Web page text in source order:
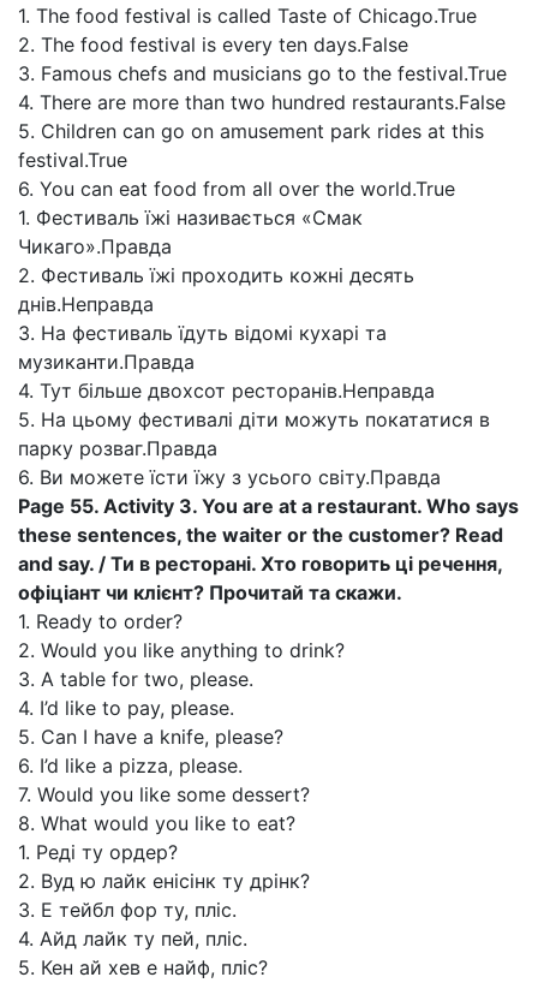
1. The food festival is called Taste of Chicago.True
2. The food festival is every ten days.False
3. Famous chefs and musicians go to the festival.True
4. There are more than two hundred restaurants.False
5. Children can go on amusement park rides at this
festival.True
6. You can eat food from all over the world.True
1. Фестиваль їжі називається «Смак
Чикаго».Правда
2. Фестиваль їжі проходить кожні десять
днів.Неправда
3. Ha фестиваль їдуть відомі кухарі та
музиканти.Правда
4. Тут більше двохсот ресторанів.Неправда
5. На цьому фестивалі діти можуть покататися в
парку розваг.Правда
6. Ви можете їсти їжу з усього світу.Правда
Page 55. Activity 3. You are at a restaurant. Who says
these sentences, the waiter or the customer? Read
and say. / Ти в ресторані. Хто говорить ці речення,
офіціант чи клієнт? Прочитай та скажи.
1. Ready to order?
2. Would you like anything to drink?
3. A table for two, please.
4. I’d like to pay, please.
5. Can I have a knife, please?
6. I’d like a pizza, please.
7. Would you like some dessert?
8. What would you like to eat?
1. Реді ту ордер?
2. Вуд ю лайк енісінк ту дрінк?
3. Е тейбл фор ту, пліс.
4. Айд лайк ту пей, пліс.
5. Кен ай хев е найф, пліс?